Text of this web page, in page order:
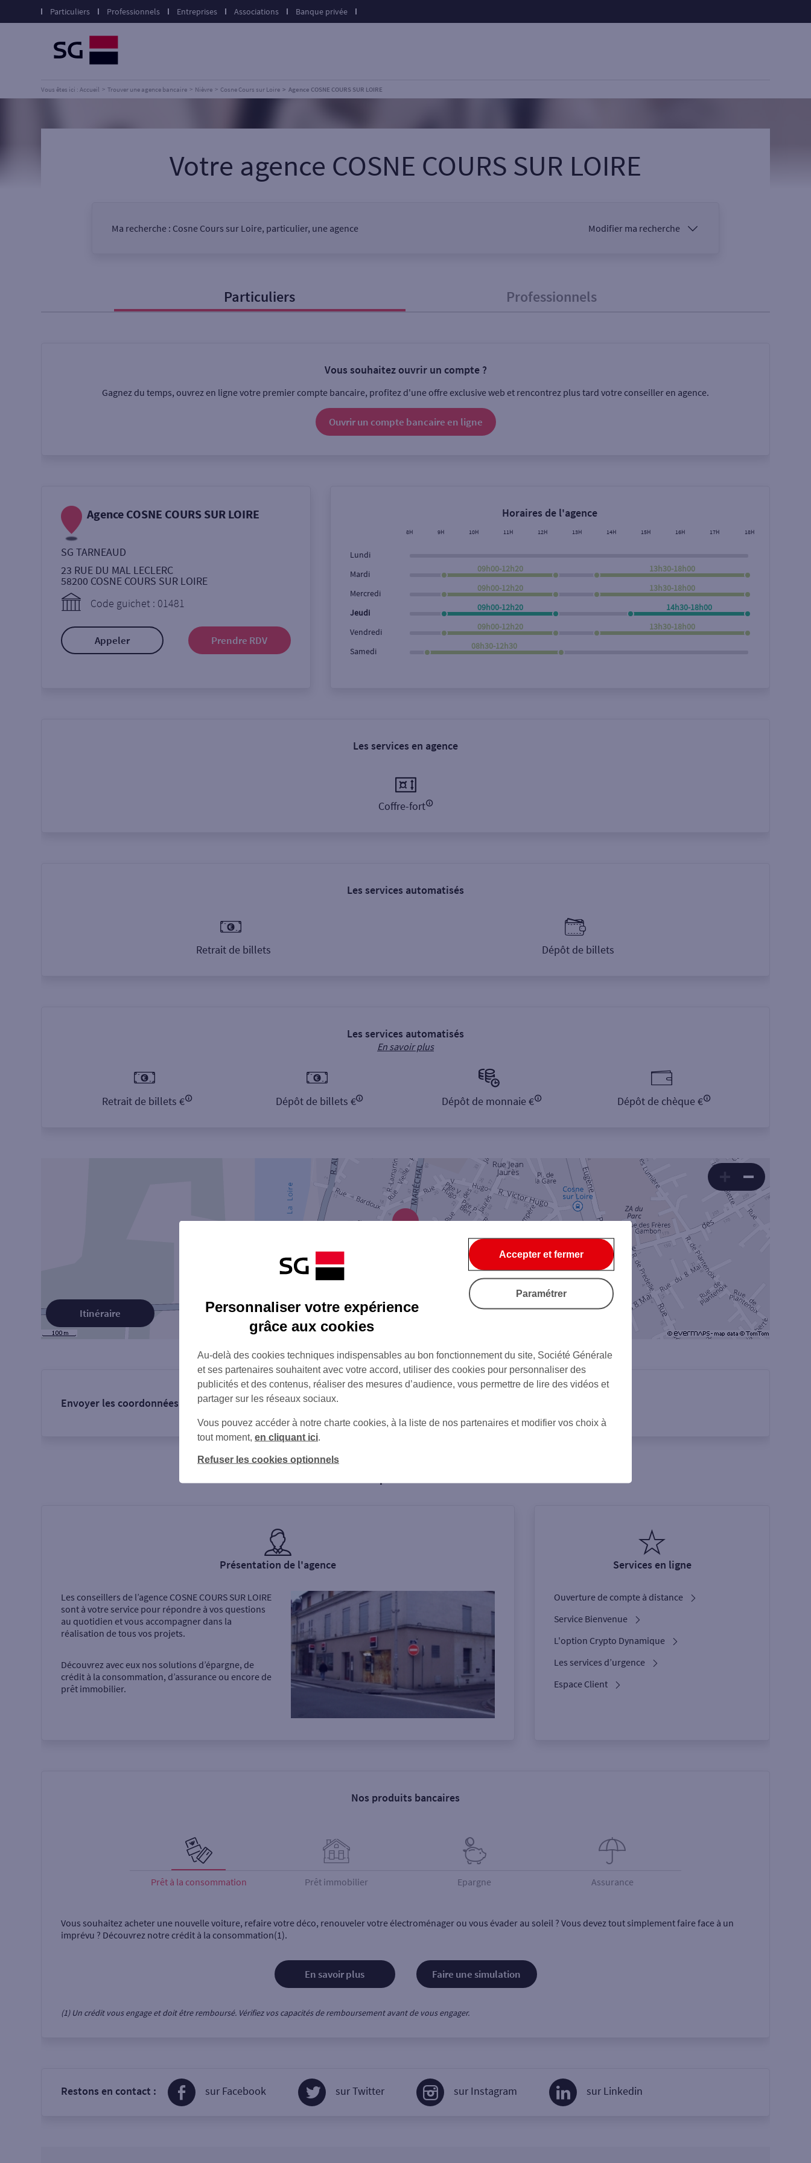
Particuliers Professionnels Entreprises Associations Banque privée
Vous êtes ici : Accueil Trouver une agence bancaire Nièvre Cosne Cours sur Loire Agence COSNE COURS SUR LOIRE
Votre agence COSNE COURS SUR LOIRE
Ma recherche : Cosne Cours sur Loire, particulier, une agence Modifier ma recherche
Professionnel
Ouverte le lundi Coffre-fort
Particuliers Professionnels
Vous souhaitez ouvrir un compte ?
Gagnez du temps, ouvrez en ligne votre premier compte bancaire, profitez d'une offre exclusive web et rencontrez plus tard votre conseiller en agence.
Ouvrir un compte bancaire en ligne
Agence COSNE COURS SUR LOIRE
SG TARNEAUD
23 RUE DU MAL LECLERC
58200 COSNE COURS SUR LOIRE
Code guichet : 01481
Appeler Prendre RDV
Horaires de l'agence
8H 9H 10H 11H 12H 13H 14H 15H 16H 17H 18H
Lundi
Mardi
09h00-12h20 13h30-18h00
Mercredi
09h00-12h20 13h30-18h00
Jeudi
09h00-12h20 14h30-18h00
Vendredi
09h00-12h20 13h30-18h00
Samedi
08h30-12h30
Les services en agence
Coffre-fort
Les services automatisés
Retrait de billets Dépôt de billets
Les services automatisés
En savoir plus
Retrait de billets € Dépôt de billets € Dépôt de monnaie € Dépôt de chèque €
Itinéraire
Envoyer les coordonnées de l'agence : Par SMS
Présentation de l'agence
Les conseillers de l’agence COSNE COURS SUR LOIRE
sont à votre service pour répondre à vos questions
au quotidien et vous accompagner dans la
réalisation de tous vos projets.
Découvrez avec eux nos solutions d’épargne, de
crédit à la consommation, d’assurance ou encore de
prêt immobilier.
Services en ligne
Ouverture de compte à distance
Service Bienvenue
L'option Crypto Dynamique
Les services d’urgence
Espace Client
Nos produits bancaires
Prêt à la consommation
Vous souhaitez acheter une nouvelle voiture, refaire votre déco, renouveler votre électroménager ou vous évader au soleil ? Vous devez tout simplement faire face à un
imprévu ? Découvrez notre crédit à la consommation(1).
En savoir plus Faire une simulation
(1) Un crédit vous engage et doit être remboursé. Vérifiez vos capacités de remboursement avant de vous engager.
Prêt immobilier Epargne Assurance
Restons en contact : sur Facebook sur Twitter sur Instagram sur Linkedin
Personnaliser votre expérience
grâce aux cookies
Au-delà des cookies techniques indispensables au bon fonctionnement du site, Société Générale
et ses partenaires souhaitent avec votre accord, utiliser des cookies pour personnaliser des
publicités et des contenus, réaliser des mesures d’audience, vous permettre de lire des vidéos et
partager sur les réseaux sociaux.
Vous pouvez accéder à notre charte cookies, à la liste de nos partenaires et modifier vos choix à
tout moment, en cliquant ici.
Refuser les cookies optionnels
Accepter et fermer
Paramétrer